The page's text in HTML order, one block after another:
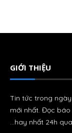
GIỚI THIỆU
Tin tức trong
mới nhất. Đọc báo
…hay nhất 24h